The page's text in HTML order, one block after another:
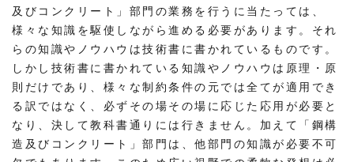
及びコンクリート」部門の業務を行うに当たっては、
様々な知識を駆使しながら進める必要があります。それ
らの知識やノウハウは技術書に書かれているものです。
しかし技術書に書かれている知識やノウハウは原理・原
則だけであり、様々な制約条件の元では全てが適用でき
る訳ではなく、必ずその場その場に応じた応用が必要と
なり、決して教科書通りには行きません。加えて「鋼構
造及びコンクリート」部門は、他部門の知識が必要不可